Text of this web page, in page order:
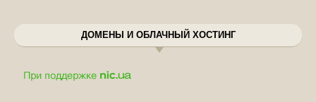
ДОМЕНЫ И ОБЛАЧНЫЙ ХОСТИНГ